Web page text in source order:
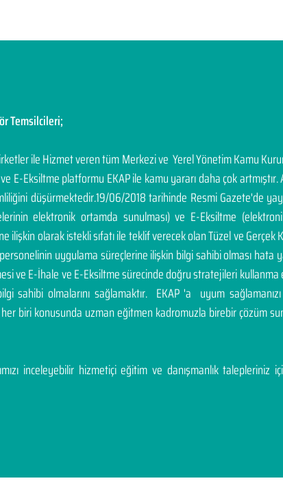
Temsilcileri;
ile Hizmet veren tüm Merkezi ve Yerel Yönetim Kamu
E-Eksiltme platformu EKAP ile kamu yararı daha çok
düşürmektedir.19/06/2018 tarihinde Resmi Gazete'de
elektronik ortamda sunulması) ve E-Eksiltme
olarak istekli sıfatı ile teklif verecek olan Tüzel ve Gerçek
uygulama süreçlerine ilişkin bilgi sahibi olması hata
ve E-İhale ve E-Eksiltme sürecinde doğru stratejileri
sahibi olmalarını sağlamaktır. EKAP 'a uyum
her biri konusunda uzman eğitmen kadromuzla birebir çözüm
inceleyebilir hizmetiçi eğitim ve danışmanlık talepleriniz